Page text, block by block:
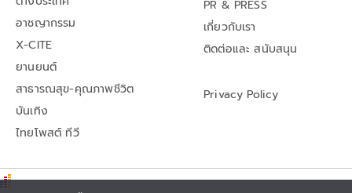
อาชญากรรม
X-CITE
ยานยนต์
สาธารณสุข-คุณภาพชีวิต
บันเทิง
ไทยโพสต์ ทีวี
PR & PRESS
เกี่ยวกับเรา
ติดต่อและ สนับสนุน
Privacy Policy